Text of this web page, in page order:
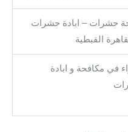
حشرات – ابادة حشرات
القبطية
في مكافحة و ابادة